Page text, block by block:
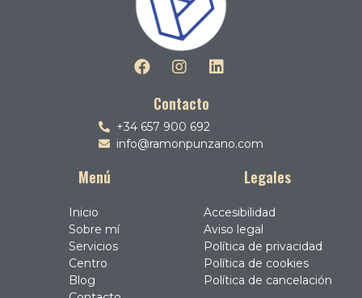
Contacto
+34 657 900 692
info@ramonpunzano.com
Menú
Inicio
Sobre mí
Servicios
Centro
Blog
Legales
Accesibilidad
Aviso legal
Política de privacidad
Política de cookies
Política de cancelación